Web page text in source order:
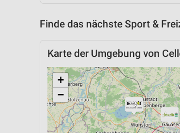
Finde das nächste Sport &
Karte der Umgebung von
+
−